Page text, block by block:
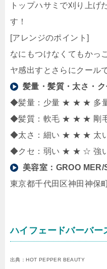
トップハサミで刈り上げ
す！
[アレンジのポイント]
なにもつけなくてもかっ
ヤ感出すとさらにクール
髪量・髪質・太さ・
◆髪量：少量 ★ ★ ★ 多
◆髪質：軟毛 ★ ★ ★ 剛
◆太さ：細い ★ ★ ★ 太
◆クセ：弱い ★ ★ ☆ 強
美容室： GROO MER/
東京都千代田区神田神保
ハイフェードバーバー
出典：HOT PEPPER BEAUTY